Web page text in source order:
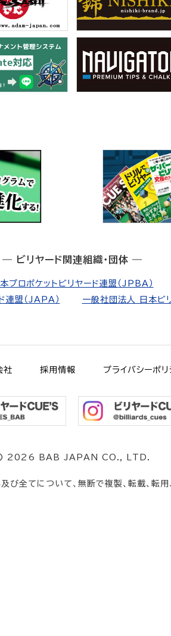
― ビリヤード関連組織・団体 ―
プロポケットビリヤード連盟（JPBA）
連盟（JAPA）
一般社団法人 日本ビ
社 採用情報 プライバシーポリ
2026 BAB JAPAN CO., LTD.
及び全てについて、無断で複製、転載、転